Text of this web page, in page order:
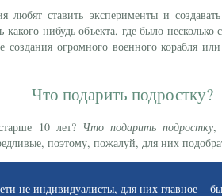
любят ставить эксперименты и
нибудь объекта, где было
создания огромного военного корабля
Что подарить подростку?
10 лет? Что подарить подростку,
поэтому, пожалуй, для них
не индивидуалисты, для них главное –